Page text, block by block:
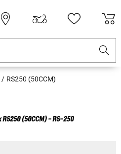
RS250 (50CCM)
RS250 (50CCM) - RS-250